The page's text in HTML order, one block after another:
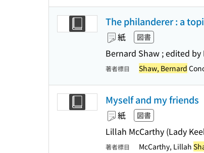
The philanderer : a
紙 図書
Bernard Shaw ; edited by
著者標目 Shaw, Bernard
Myself and my friends
紙 図書
Lillah McCarthy (Lady
著者標目 McCarthy, Lillah